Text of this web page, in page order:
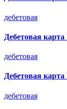
дебетовая
Дебетовая
дебетовая
Дебетовая
дебетовая